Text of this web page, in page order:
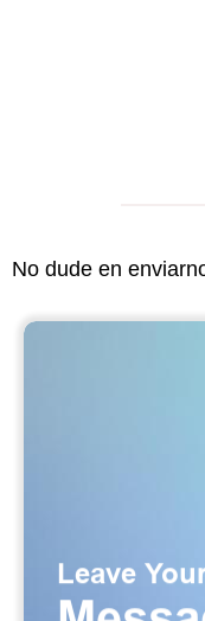
No dude en